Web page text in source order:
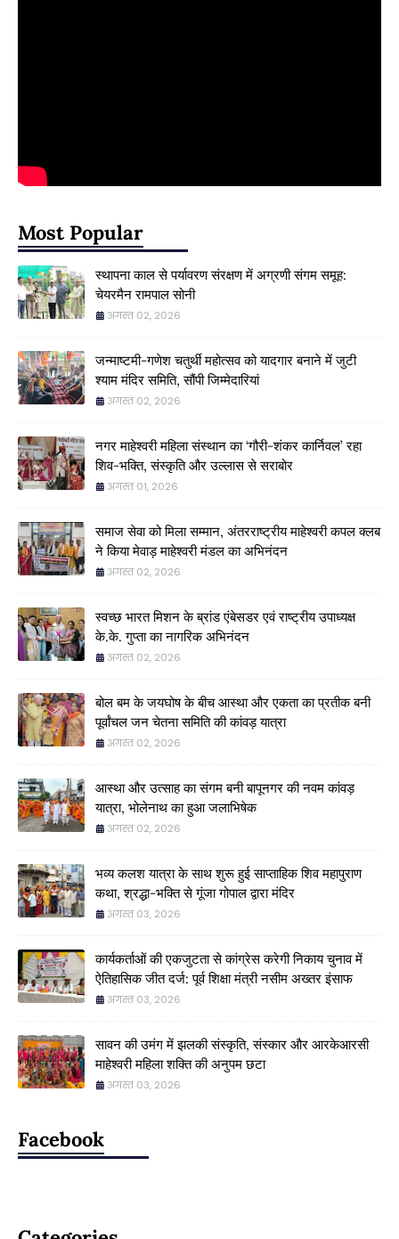
Most Popular
स्थापना काल से पर्यावरण संरक्षण में अग्रणी संगम समूह:
चेयरमैन रामपाल सोनी
अगस्त 02, 2026
जन्माष्टमी-गणेश चतुर्थी महोत्सव को यादगार बनाने में जुटी
श्याम मंदिर समिति, सौंपी जिम्मेदारियां
अगस्त 02, 2026
नगर माहेश्वरी महिला संस्थान का ‘गौरी-शंकर कार्निवल’ रहा
शिव-भक्ति, संस्कृति और उल्लास से सराबोर
अगस्त 01, 2026
समाज सेवा को मिला सम्मान, अंतरराष्ट्रीय माहेश्वरी कपल क्लब
ने किया मेवाड़ माहेश्वरी मंडल का अभिनंदन
अगस्त 02, 2026
स्वच्छ भारत मिशन के ब्रांड एंबेसडर एवं राष्ट्रीय उपाध्यक्ष
के.के. गुप्ता का नागरिक अभिनंदन
अगस्त 02, 2026
बोल बम के जयघोष के बीच आस्था और एकता का प्रतीक बनी
पूर्वांचल जन चेतना समिति की कांवड़ यात्रा
अगस्त 02, 2026
आस्था और उत्साह का संगम बनी बापूनगर की नवम कांवड़
यात्रा, भोलेनाथ का हुआ जलाभिषेक
अगस्त 02, 2026
भव्य कलश यात्रा के साथ शुरू हुई साप्ताहिक शिव महापुराण
कथा, श्रद्धा-भक्ति से गूंजा गोपाल द्वारा मंदिर
अगस्त 03, 2026
कार्यकर्ताओं की एकजुटता से कांग्रेस करेगी निकाय चुनाव में
ऐतिहासिक जीत दर्ज: पूर्व शिक्षा मंत्री नसीम अख्तर इंसाफ
अगस्त 03, 2026
सावन की उमंग में झलकी संस्कृति, संस्कार और आरकेआरसी
माहेश्वरी महिला शक्ति की अनुपम छटा
अगस्त 03, 2026
Facebook